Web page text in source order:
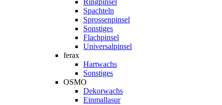
Spachteln
Sprossenpinsel
Sonstiges
Flachpinsel
Universalpinsel
ferax
Hartwachs
Sonstiges
OSMO
Dekorwachs
Einmallasur